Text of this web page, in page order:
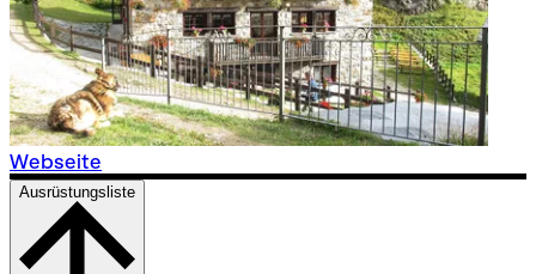
Webseite
Ausrüstungsliste